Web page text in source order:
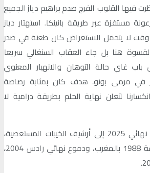
فيها القلوب الفرج صدم براهيم دياز الجميع
مستفزة عبر طريقة بانينكا. استهتار دياز
لا يتحمل الاستعراض كان طعنة في صدر
هنا بل جاء العقاب السنغالي سريعا
غاي حالة التوهان والانهيار المعنوي
مرمى بونو. هدف كان بمثابة رصاصة
لتعلن نهاية الحلم بطريقة درامية لا
بهذه الخسارة، ينضم نهائي 2025 إلى أرشيف الخيبات المستعصية،
ليعيدنا إلى غصة نكسة 1988 بالمغرب، ودموع نهائي رادس 2004،